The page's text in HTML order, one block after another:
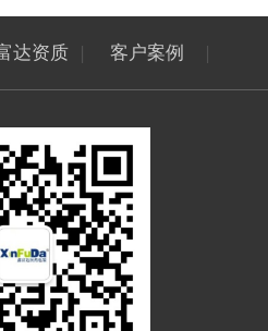
达资质 | 客户案例 |